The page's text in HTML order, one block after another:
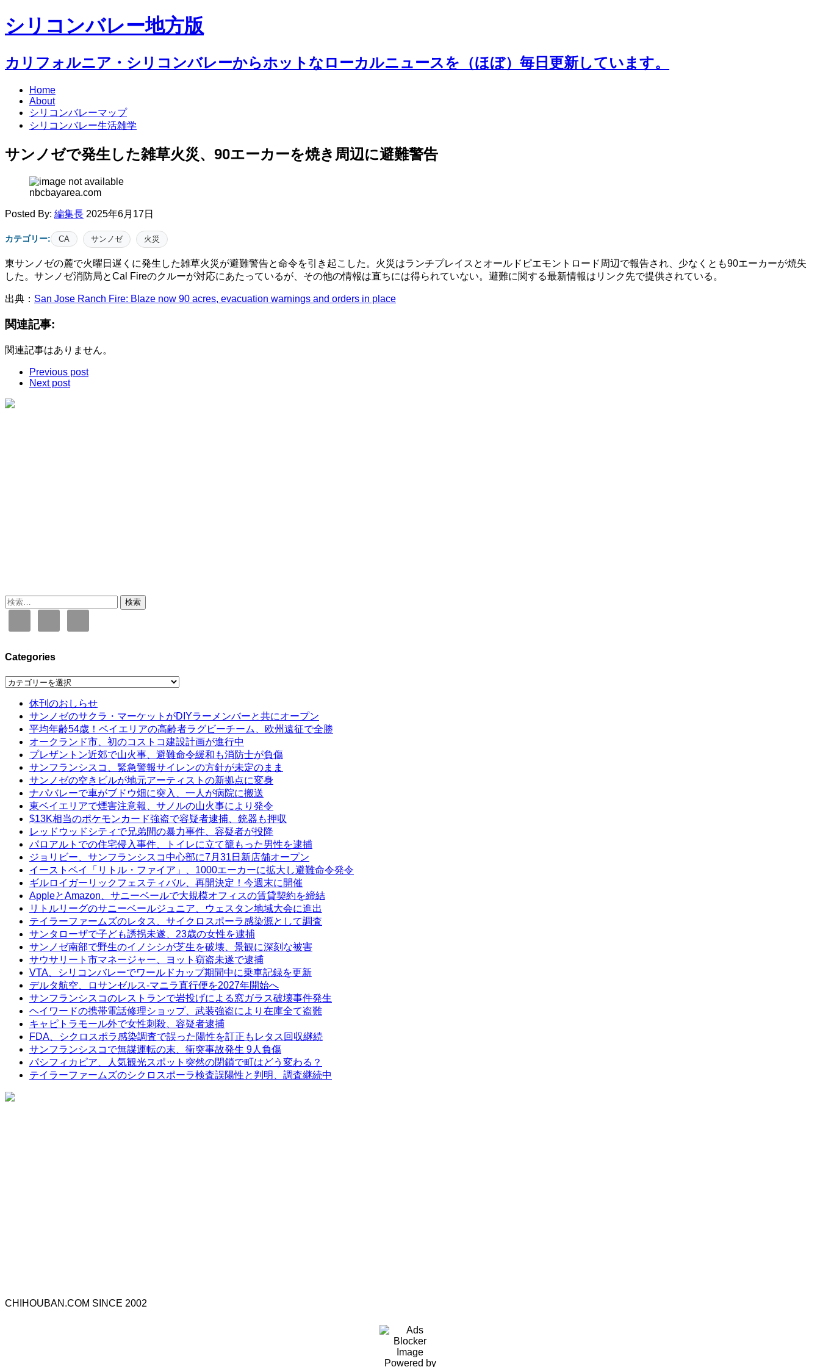
シリコンバレー地方版
カリフォルニア・シリコンバレーからホットなローカルニュースを（ほぼ）毎日更新しています。
Home
About
シリコンバレーマップ
シリコンバレー生活雑学
サンノゼで発生した雑草火災、90エーカーを焼き周辺に避難警告
nbcbayarea.com
Posted By: 編集長 2025年6月17日
カテゴリー: CA サンノゼ 火災
東サンノゼの麓で火曜日遅くに発生した雑草火災が避難警告と命令を引き起こした。火災はランチプレイスとオールドピエモントロード周辺で報告され、少なくとも90エーカーが焼失
した。サンノゼ消防局とCal Fireのクルーが対応にあたっているが、その他の情報は直ちには得られていない。避難に関する最新情報はリンク先で提供されている。
出典： San Jose Ranch Fire: Blaze now 90 acres, evacuation warnings and orders in place
関連記事:
関連記事はありません。
Previous post
Next post
検
索:
Categories
Categories
休刊のおしらせ
サンノゼのサクラ・マーケットがDIYラーメンバーと共にオープン
平均年齢54歳！ベイエリアの高齢者ラグビーチーム、欧州遠征で全勝
オークランド市、初のコストコ建設計画が進行中
プレザントン近郊で山火事、避難命令緩和も消防士が負傷
サンフランシスコ、緊急警報サイレンの方針が未定のまま
サンノゼの空きビルが地元アーティストの新拠点に変身
ナパバレーで車がブドウ畑に突入、一人が病院に搬送
東ベイエリアで煙害注意報、サノルの山火事により発令
$13K相当のポケモンカード強盗で容疑者逮捕、銃器も押収
レッドウッドシティで兄弟間の暴力事件、容疑者が投降
パロアルトでの住宅侵入事件、トイレに立て籠もった男性を逮捕
ジョリビー、サンフランシスコ中心部に7月31日新店舗オープン
イーストベイ「リトル・ファイア」、1000エーカーに拡大し避難命令発令
ギルロイガーリックフェスティバル、再開決定！今週末に開催
AppleとAmazon、サニーベールで大規模オフィスの賃貸契約を締結
リトルリーグのサニーベールジュニア、ウェスタン地域大会に進出
テイラーファームズのレタス、サイクロスポーラ感染源として調査
サンタローザで子ども誘拐未遂、23歳の女性を逮捕
サンノゼ南部で野生のイノシシが芝生を破壊、景観に深刻な被害
サウサリート市マネージャー、ヨット窃盗未遂で逮捕
VTA、シリコンバレーでワールドカップ期間中に乗車記録を更新
デルタ航空、ロサンゼルス-マニラ直行便を2027年開始へ
サンフランシスコのレストランで岩投げによる窓ガラス破壊事件発生
ヘイワードの携帯電話修理ショップ、武装強盗により在庫全て盗難
キャピトラモール外で女性刺殺、容疑者逮捕
FDA、シクロスポラ感染調査で誤った陽性を訂正もレタス回収継続
サンフランシスコで無謀運転の末、衝突事故発生 9人負傷
パシフィカピア、人気観光スポット突然の閉鎖で町はどう変わる？
テイラーファームズのシクロスポーラ検査誤陽性と判明、調査継続中
CHIHOUBAN.COM SINCE 2002